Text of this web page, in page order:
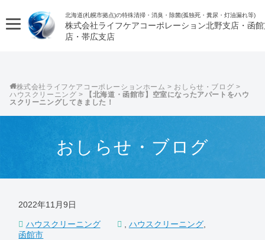
北海道(札幌市拠点)の特殊清掃・消臭・除菌(孤独死・糞尿・灯油漏れ等)
株式会社ライフケアコーポレーション
株式会社ライフケアコーポレーション > おしらせ・ブログ >
ハウスクリーニング >
【北海道・函館市】空室になったアパートをハウ
スクリーニングしてきました！
おしらせ・ブログ
2022年11月9日
ハウスクリーニング ハウスクリーニング,
函館市